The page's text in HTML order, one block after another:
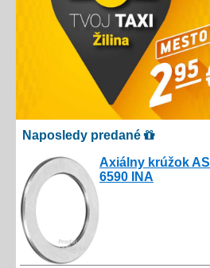
Naposledy predané
Axiálny krúžok AS
6590 INA